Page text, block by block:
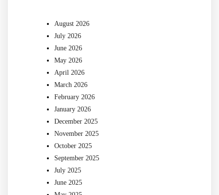
August 2026
July 2026
June 2026
May 2026
April 2026
March 2026
February 2026
January 2026
December 2025
November 2025
October 2025
September 2025
July 2025
June 2025